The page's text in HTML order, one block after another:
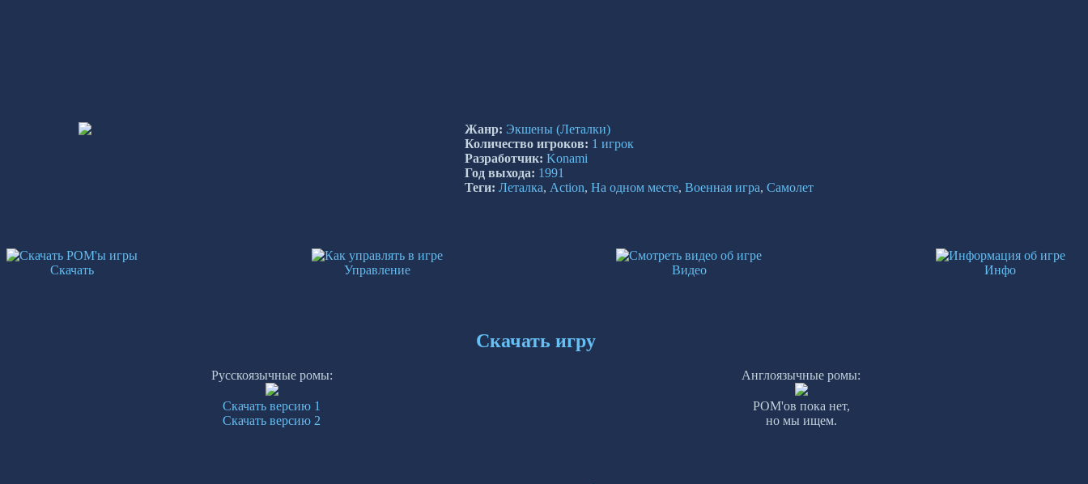
Жанр: Экшены (Леталки)
Количество игроков: 1 игрок
Разработчик: Konami
Год выхода: 1991
Теги: Леталка, Action, На одном месте, Военная игра, Самолет
Скачать Управление Видео Инфо
Скачать игру
Русскоязычные ромы:
Скачать версию 1
Скачать версию 2
Англоязычные ромы:
РОМ'ов пока нет,
но мы ищем.